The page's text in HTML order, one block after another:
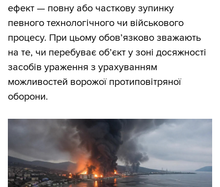
ефект — повну або часткову зупинку
певного технологічного чи військового
процесу. При цьому обов’язково зважають
на те, чи перебуває об’єкт у зоні досяжності
засобів ураження з урахуванням
можливостей ворожої протиповітряної
оборони.